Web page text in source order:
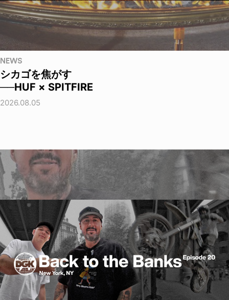
NEWS
シカゴを焦がす
──HUF × SPITFIRE
2026.08.05